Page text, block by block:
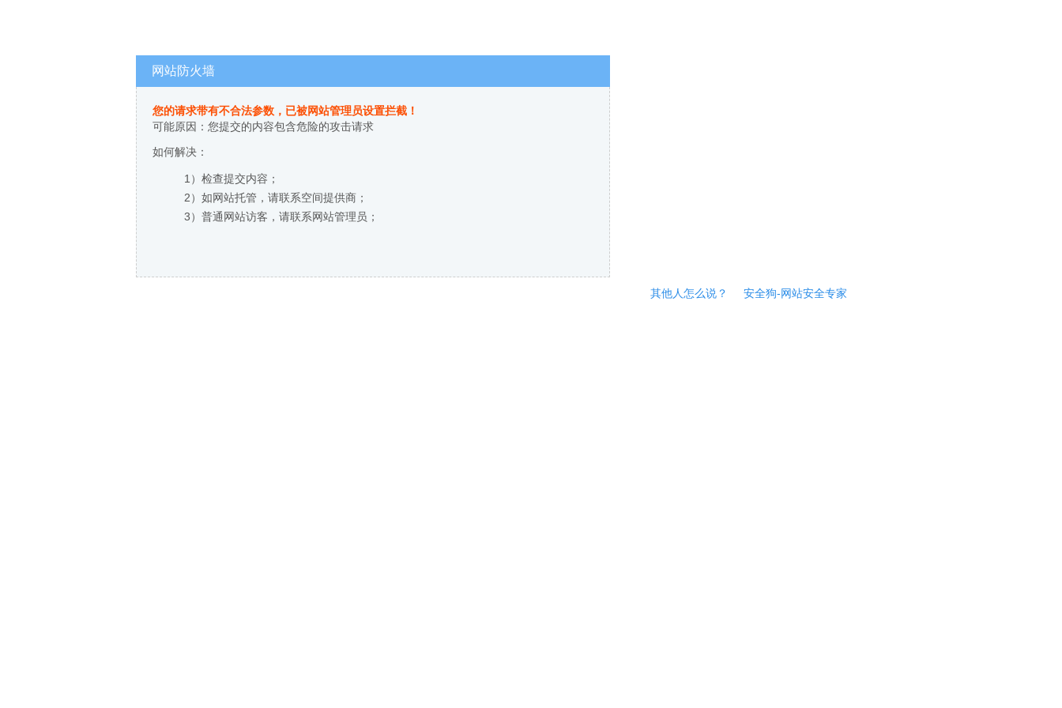
网站防火墙
您的请求带有不合法参数，已被网站管理员设置拦截！
可能原因：您提交的内容包含危险的攻击请求
如何解决：
1）检查提交内容；
2）如网站托管，请联系空间提供商；
3）普通网站访客，请联系网站管理员；
其他人怎么说？ 安全狗-网站安全专家